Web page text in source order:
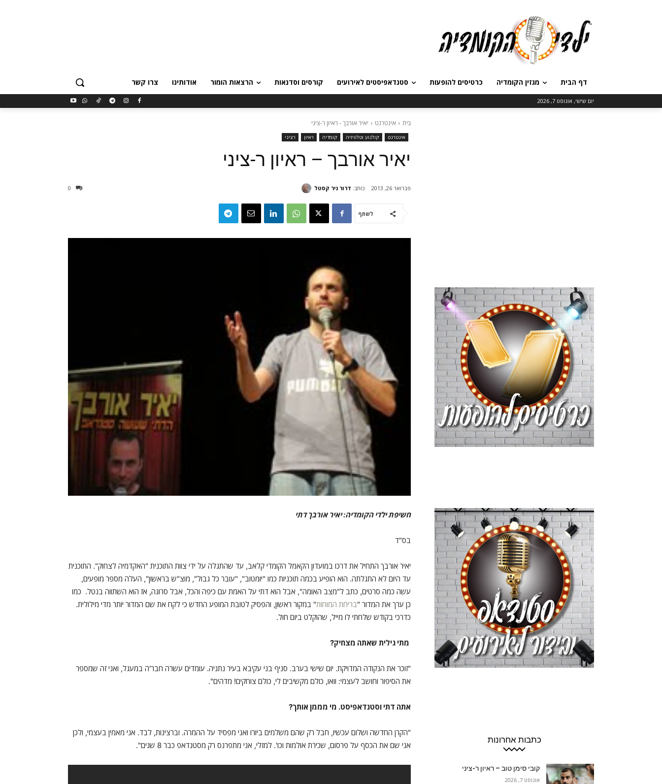
דף הבית מגזין הקומדיה כרטיסים להופעות סטנדאפיסטים לאירועים קורסים וסדנאות הרצאות הומור אודותינו צרו קשר
יום שישי, אוגוסט 7, 2026
בית אינטרנט יאיר אורבך - ראיון ר-ציני
אינטרנט קולנוע וטלוויזיה קומדיה ראיון רציני
יאיר אורבך – ראיון ר-ציני
0 פברואר 26, 2013 כותב: דרור ניר קסטל
לשתף
חשיפת ילדי הקומדיה: יאיר אורבך דתי
בס"ד
יאיר אורבך התחיל את דרכו במועדון הקאמל הקומדי קלאב, עד שהתגלה על ידי צוות התוכנית "האקדמיה לצחוק". התוכנית
עד היום לא התגלתה. הוא הופיע בכמה תוכניות כמו "יומטוב", "עובר כל גבול", מוצ"ש בראשון", העלה מספר מופעים,
עשה כמה סרטים, כתב ל"מצב האומה", אבל הוא דתי על האמת עם כיפה והכל, אבל סרוגה, אז הוא השתווה בנטל. כמו
כן ערך את המדור "בריחת המוחות" במקור ראשון, והפסיק לטובת המופע החדש כי לקח את שם המדור יותר מדי מילולית.
כדרכי בקודש שלחתי לו מייל, שהוקלט ביום חול.
מתי גילית שאתה מצחיק?
"זוכר את הנקודה המדויקת. יום שישי בערב. סניף בני עקיבא בעיר נתניה. עומדים עשרה חבר'ה במעגל, ואני זה שמספר
את הסיפור וחושב לעצמי: וואו, כולם מקשיבים לי, כולם צוחקים! מדהים".
אתה דתי וסטנדאפיסט. מי מממן אותך?
"הקרן החדשה ושלום עכשיו, חבל רק שהם משלמים ביורו ואני מפסיד על ההמרה. וברצינות, לבד. אני מאמין בעצמי, ולכן
אני שם את הכסף על פרסום, שכירת אולמות וכו'. למזלי, אני מתפרנס רק מסטנדאפ כבר 8 שנים".
כתבות אחרונות
קובי סימן טוב – ראיון ר-ציני
אוגוסט 7, 2026